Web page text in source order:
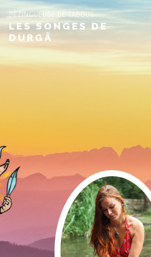
DÉZINGUEUSE DE TABOUS
LES SONGES DE
DURGÂ